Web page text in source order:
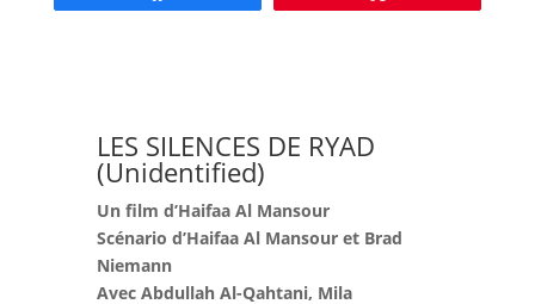
LES SILENCES DE RYAD
(Unidentified)
Un film d’Haifaa Al Mansour
Scénario d’Haifaa Al Mansour et Brad
Niemann
Avec Abdullah Al-Qahtani, Mila